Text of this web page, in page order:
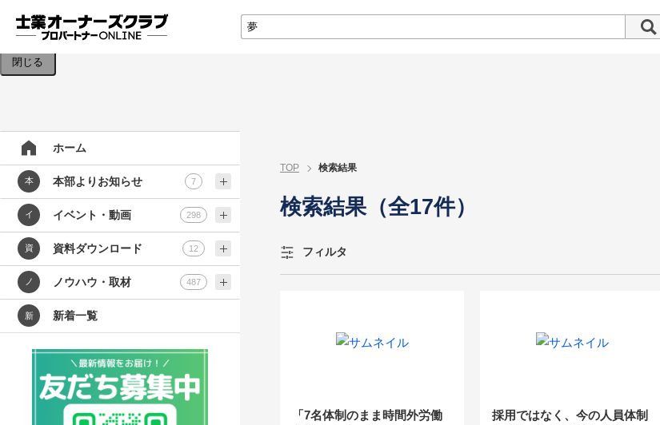
検索条件を入力してください。
閉じる
ホーム
本 本部よりお知らせ 7
イ イベント・動画 298
資 資料ダウンロード 12
ノ ノウハウ・取材 487
新 新着一覧
TOP 検索結果
検索結果（全17件）
フィルタ
「7名体制のまま時間外労働
採用ではなく、今の人員体制